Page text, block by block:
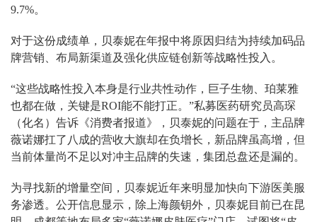
9.7%。
对于这份成绩单，贝泰妮在年报中将原因归结为持续加码品
牌营销、布局新渠道及强化供应链创新等战略性投入。
“这些战略性投入本身是行业共性动作，巨子生物、珀莱雅
也都在做，关键是ROI能不能打正。”私募医药研究员高琛
（化名）告诉《消费者报道》，贝泰妮的问题在于，主品牌
薇诺娜扛了八成的营收大旗却在负增长，新品牌虽高增，但
当前体量尚不足以对冲主品牌的失速，集团总盘还是漏的。
为寻找新的增量空间，贝泰妮近年来明显加快向下游医美服
务渗透。公开信息显示，除上海颜钥外，贝泰妮目前已在昆